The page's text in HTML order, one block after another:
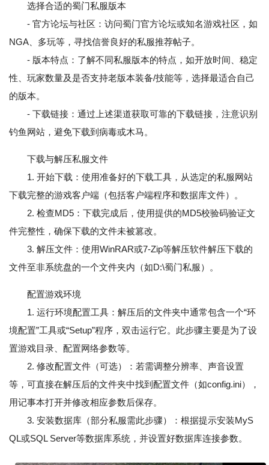
选择合适的蜀门私服版本
- 官方论坛与社区：访问蜀门官方论坛或知名游戏社区，如
NGA、多玩等，寻找信誉良好的私服推荐帖子。
- 版本特点：了解不同私服版本的特点，如开放时间、稳定
性、玩家数量及是否支持老版本装备/技能等，选择最适合自己
的版本。
- 下载链接：通过上述渠道获取可靠的下载链接，注意识别
钓鱼网站，避免下载到病毒或木马。
下载与解压私服文件
1. 开始下载：使用准备好的下载工具，从选定的私服网站
下载完整的游戏客户端（包括客户端程序和数据库文件）。
2. 检查MD5：下载完成后，使用提供的MD5校验码验证文
件完整性，确保下载的文件未被篡改。
3. 解压文件：使用WinRAR或7-Zip等解压软件解压下载的
文件至非系统盘的一个文件夹内（如D:\蜀门私服）。
配置游戏环境
1. 运行环境配置工具：解压后的文件夹中通常包含一个“环
境配置”工具或“Setup”程序，双击运行它。此步骤主要是为了设
置游戏目录、配置网络参数等。
2. 修改配置文件（可选）：若需调整分辨率、声音设置
等，可直接在解压后的文件夹中找到配置文件（如config.ini），
用记事本打开并修改相应参数后保存。
3. 安装数据库（部分私服需此步骤）：根据提示安装MyS
QL或SQL Server等数据库系统，并设置好数据库连接参数。